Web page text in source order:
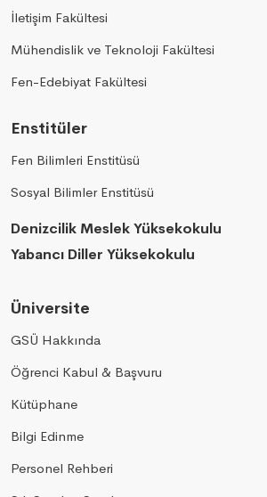
İletişim Fakültesi
Mühendislik ve Teknoloji Fakültesi
Fen-Edebiyat Fakültesi
Enstitüler
Fen Bilimleri Enstitüsü
Sosyal Bilimler Enstitüsü
Denizcilik Meslek Yüksekokulu
Yabancı Diller Yüksekokulu
Üniversite
GSÜ Hakkında
Öğrenci Kabul & Başvuru
Kütüphane
Bilgi Edinme
Personel Rehberi